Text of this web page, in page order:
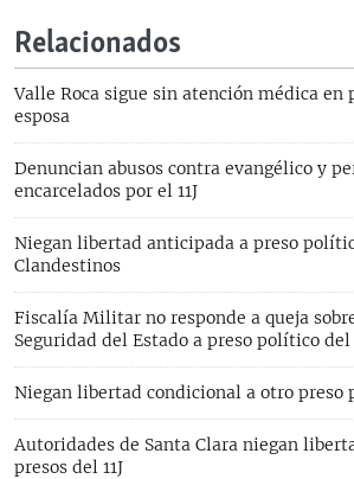
Relacionados
Valle Roca sigue sin atención médica
esposa
Denuncian abusos contra evangélico y
encarcelados por el 11J
Niegan libertad anticipada a preso
Clandestinos
Fiscalía Militar no responde a queja
Seguridad del Estado a preso político del
Niegan libertad condicional a otro preso
Autoridades de Santa Clara niegan
presos del 11J